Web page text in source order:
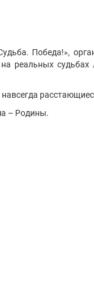
Победа!»,
реальных
– Родины.